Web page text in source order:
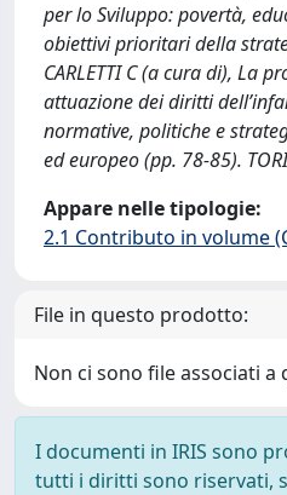
per lo Sviluppo: povertà,
obiettivi prioritari della
CARLETTI C (a cura di), La
attuazione dei diritti
normative, politiche e
ed europeo (pp. 78-85).
Appare nelle tipologie:
2.1 Contributo in volume
File in questo prodotto:
Non ci sono file associati
I documenti in IRIS sono
tutti i diritti sono riservati,